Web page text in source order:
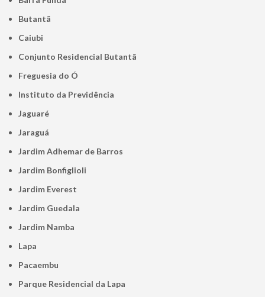
Butantã
Caiubi
Conjunto Residencial Butantã
Freguesia do Ó
Instituto da Previdência
Jaguaré
Jaraguá
Jardim Adhemar de Barros
Jardim Bonfiglioli
Jardim Everest
Jardim Guedala
Jardim Namba
Lapa
Pacaembu
Parque Residencial da Lapa